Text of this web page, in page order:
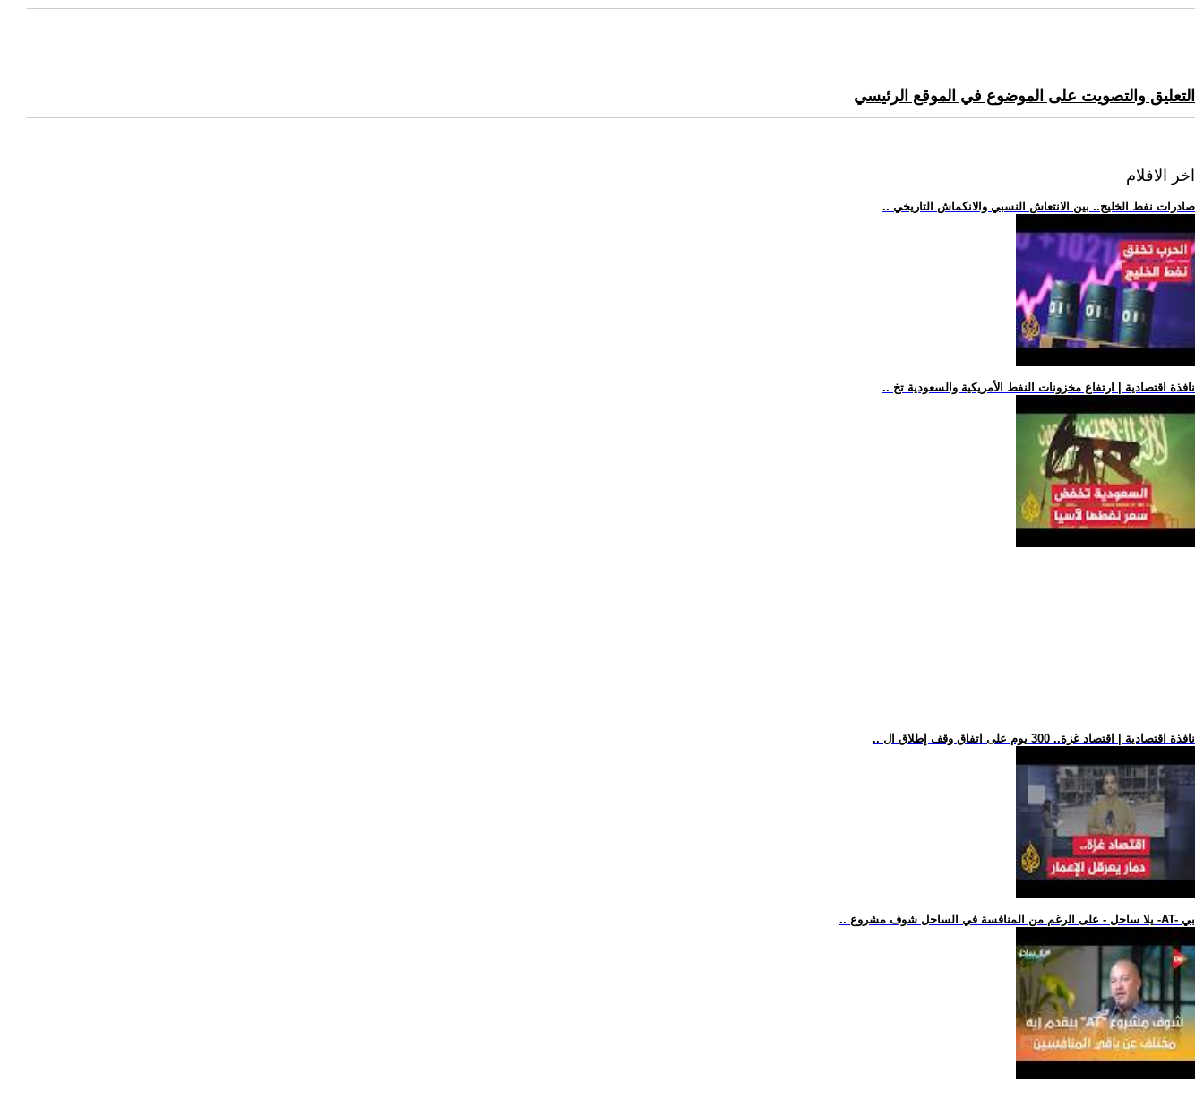
التعليق والتصويت على الموضوع في الموقع الرئيسي
اخر الافلام
.. صادرات نفط الخليج.. بين الانتعاش النسبي والانكماش التاريخي
.. نافذة اقتصادية | ارتفاع مخزونات النفط الأمريكية والسعودية تخ
.. نافذة اقتصادية | اقتصاد غزة.. 300 يوم على اتفاق وقف إطلاق ال
.. يلا ساحل - على الرغم من المنافسة في الساحل شوف مشروع -AT- بي